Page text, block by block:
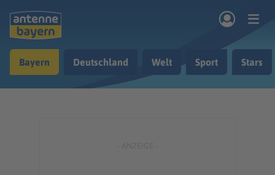
Musik & Radio
Bayern Deutschland Welt Sport Stars